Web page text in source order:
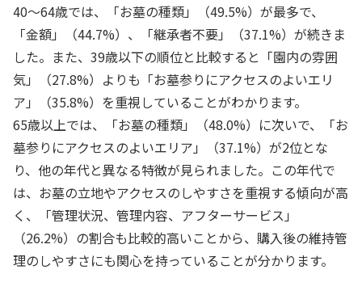
40～64歳では、「お墓の種類」（49.5%）が最多で、
「金額」（44.7%）、「継承者不要」（37.1%）が続きま
した。また、39歳以下の順位と比較すると「園内の雰囲
気」（27.8%）よりも「お墓参りにアクセスのよいエリ
ア」（35.8%）を重視していることがわかります。
65歳以上では、「お墓の種類」（48.0%）に次いで、「お
墓参りにアクセスのよいエリア」（37.1%）が2位とな
り、他の年代と異なる特徴が見られました。この年代で
は、お墓の立地やアクセスのしやすさを重視する傾向が高
く、「管理状況、管理内容、アフターサービス」
（26.2%）の割合も比較的高いことから、購入後の維持管
理のしやすさにも関心を持っていることが分かります。